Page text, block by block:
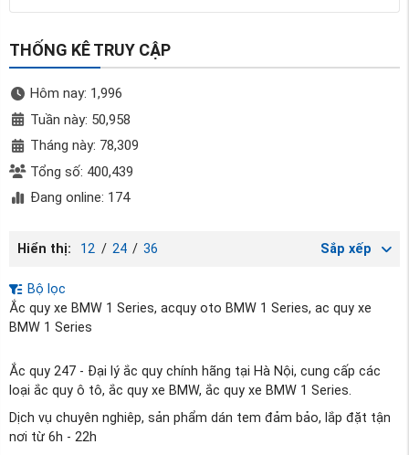
THỐNG KÊ TRUY CẬP
Hôm nay: 1,996
Tuần này: 50,958
Tháng này: 78,309
Tổng số: 400,439
Đang online: 174
Hiển thị: 12 / 24 / 36 Sắp xếp
Bộ lọc
Ắc quy xe BMW 1 Series, acquy oto BMW 1 Series, ac quy xe
BMW 1 Series
Ắc quy 247 - Đại lý ắc quy chính hãng tại Hà Nội, cung cấp các
loại ắc quy ô tô, ắc quy xe BMW, ắc quy xe BMW 1 Series.
Dịch vụ chuyên nghiêp, sản phẩm dán tem đảm bảo, lắp đặt tận
nơi từ 6h - 22h